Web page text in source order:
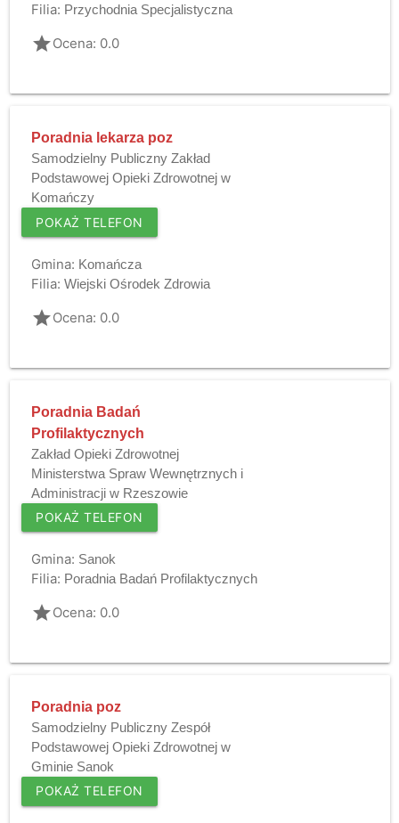
Filia: Przychodnia Specjalistyczna
gradeOcena: 0.0
Poradnia lekarza poz
Samodzielny Publiczny Zakład
Podstawowej Opieki Zdrowotnej w
Komańczy
POKAŻ TELEFON
Gmina: Komańcza
Filia: Wiejski Ośrodek Zdrowia
gradeOcena: 0.0
Poradnia Badań
Profilaktycznych
Zakład Opieki Zdrowotnej
Ministerstwa Spraw Wewnętrznych i
Administracji w Rzeszowie
POKAŻ TELEFON
Gmina: Sanok
Filia: Poradnia Badań Profilaktycznych
gradeOcena: 0.0
Poradnia poz
Samodzielny Publiczny Zespół
Podstawowej Opieki Zdrowotnej w
Gminie Sanok
POKAŻ TELEFON